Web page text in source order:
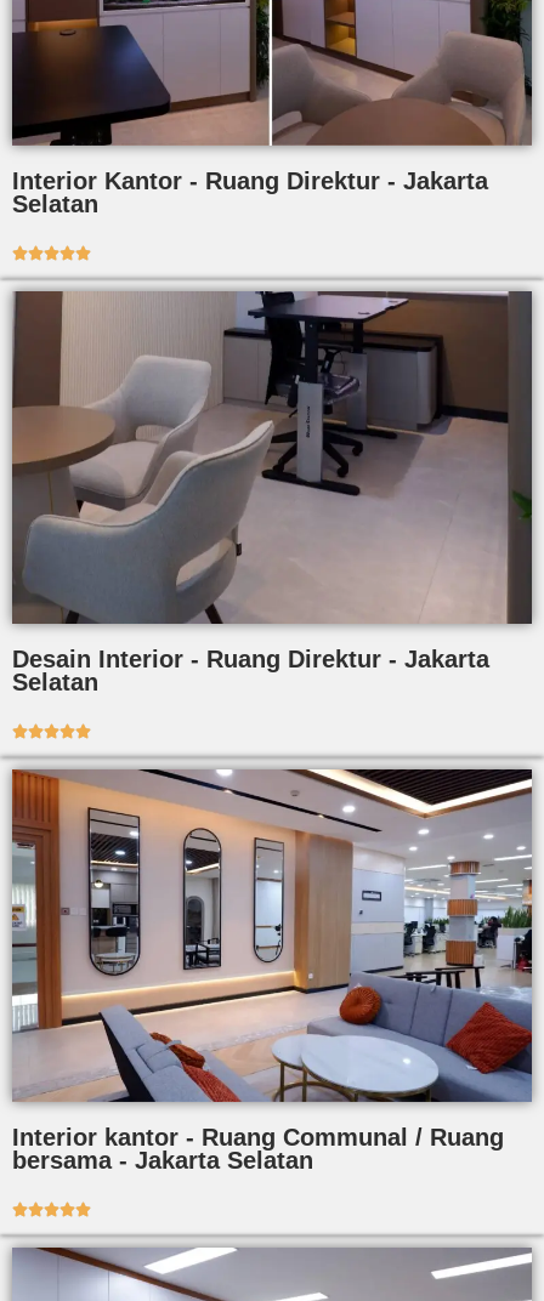
Interior Kantor - Ruang Direktur - Jakarta
Selatan

Desain Interior - Ruang Direktur - Jakarta
Selatan

Interior kantor - Ruang Communal / Ruang
bersama - Jakarta Selatan
